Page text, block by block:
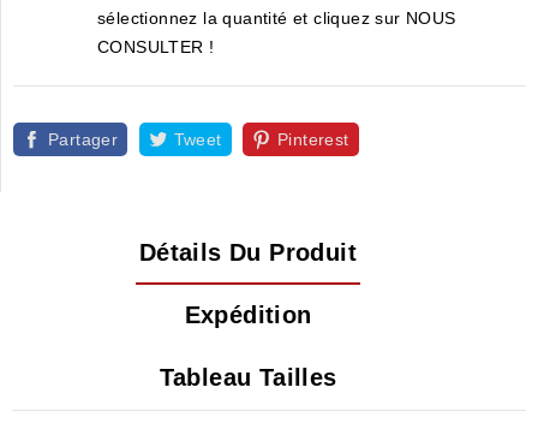
sélectionnez la quantité et cliquez sur NOUS
CONSULTER !
Partager Tweet Pinterest
Détails Du Produit
Expédition
Tableau Tailles